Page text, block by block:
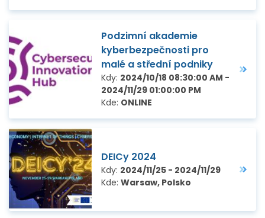
Podzimní akademie
kyberbezpečnosti pro
malé a střední podniky
Kdy: 2024/10/18 08:30:00 AM -
2024/11/29 01:00:00 PM
Kde: ONLINE
DEICy 2024
Kdy: 2024/11/25 - 2024/11/29
Kde: Warsaw, Polsko